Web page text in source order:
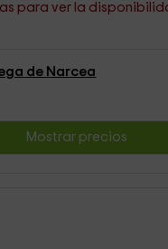
para ver la
de Narcea
Mostrar precios